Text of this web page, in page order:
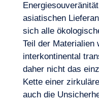
Energiesouveränität
asiatischen
sich alle
Teil der Materialien
interkontinental
daher nicht das
Kette einer
auch die